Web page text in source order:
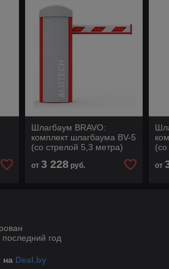
Шлагбаум BRAVO:
комплект шлагбаума BV-5
(со стрелой 5,3 метра)
от 3 228руб. от
год
на Deal.by